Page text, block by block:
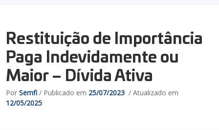
Restituição de Importância
Paga Indevidamente ou
Maior – Dívida Ativa
Por Semfi / Publicado em 25/07/2023 / Atualizado em
12/05/2025